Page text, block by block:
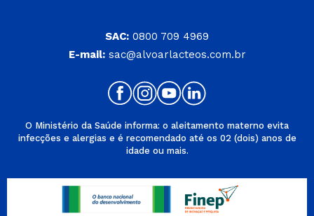
SAC: 0800 709 4969
E-mail: sac@alvoarlacteos.com.br
O Ministério da Saúde informa: o aleitamento materno evita
infecções e alergias e é recomendado até os 02 (dois) anos de
idade ou mais.